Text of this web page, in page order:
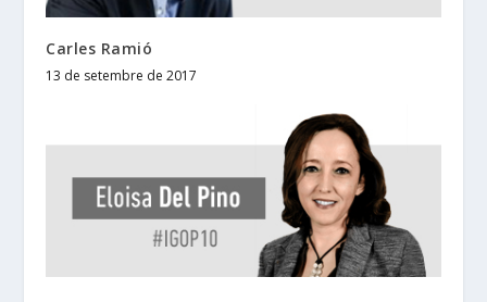
Carles Ramió
13 de setembre de 2017